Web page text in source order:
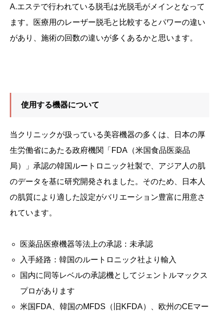
A.エステで行われている脱毛は光脱毛がメインとなって
ます。医療用のレーザー脱毛と比較するとパワーの違い
があり、施術の回数の違いが多くあるかと思います。
使用する機器について
当クリニックが扱っている美容機器の多くは、日本の厚
生労働省にあたる政府機関「FDA（米国食品医薬品
局）」承認の韓国ルートロニック社製で、アジア人の肌
のデータを基に研究開発されました。そのため、日本人
の肌質により適した設定がバリエーション豊富に用意さ
れています。
医薬品医療機器等法上の承認：未承認
入手経路：韓国のルートロニック社より輸入
国内に同等レベルの承認機としてジェントルマックス
プロがあります
米国FDA、韓国のMFDS（旧KFDA）、欧州のCEマー